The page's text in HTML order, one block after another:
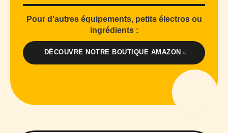
Pour d'autres équipements, petits électros ou
ingrédients :
DÉCOUVRE NOTRE BOUTIQUE AMAZON